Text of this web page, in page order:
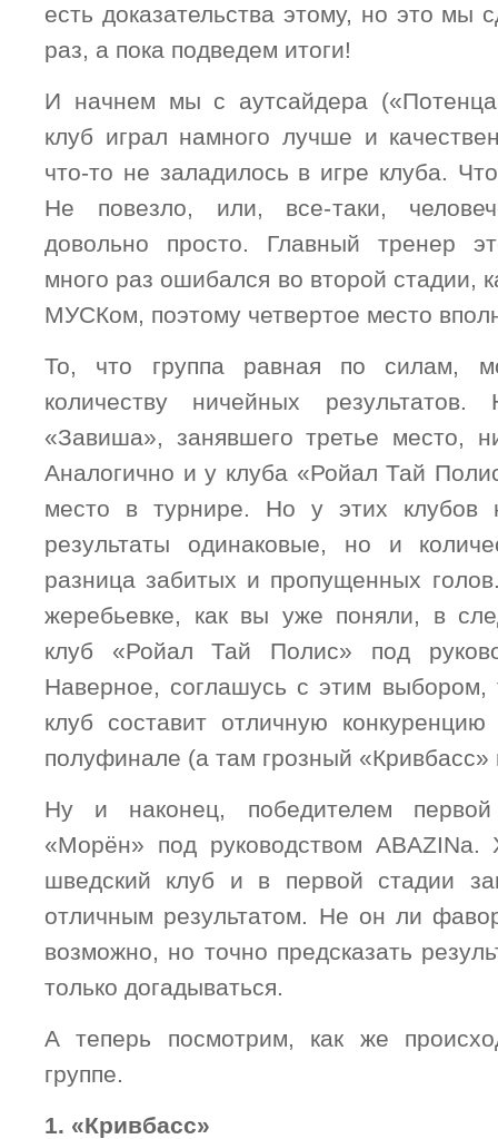
есть доказательства этому, но это мы
раз, а пока подведем итоги!
И начнем мы с аутсайдера
клуб играл намного лучше и
что-то не заладилось в игре клуба.
Не повезло, или, все-таки,
довольно просто. Главный тренер
много раз ошибался во второй стадии,
МУСКом, поэтому четвертое место
То, что группа равная по силам,
количеству ничейных
«Завиша», занявшего третье место,
Аналогично и у клуба «Ройал Тай
место в турнире. Но у этих клубов
результаты одинаковые, но и
разница забитых и пропущенных
жеребьевке, как вы уже поняли, в
клуб «Ройал Тай Полис» под
Наверное, соглашусь с этим выбором,
клуб составит отличную
полуфинале (а там грозный «Кривбасс»
Ну и наконец, победителем первой
«Морён» под руководством ABAZINа.
шведский клуб и в первой стадии
отличным результатом. Не он ли
возможно, но точно предсказать
только догадываться.
А теперь посмотрим, как же
группе.
1. «Кривбасс»